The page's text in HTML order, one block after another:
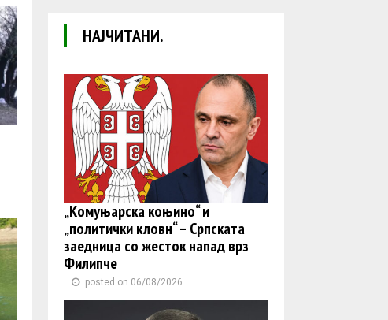
НАЈЧИТАНИ.
„Комуњарска коњино“ и
„политички кловн“ – Српската
заедница со жесток напад врз
Филипче
posted on 06/08/2026